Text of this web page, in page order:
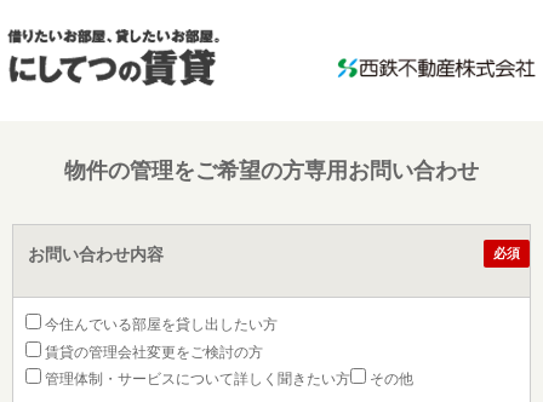
物件の管理をご希望の方専用お問い合わせ
お問い合わせ内容 必須
今住んでいる部屋を貸し出したい方
賃貸の管理会社変更をご検討の方
管理体制・サービスについて詳しく聞きたい方
その他